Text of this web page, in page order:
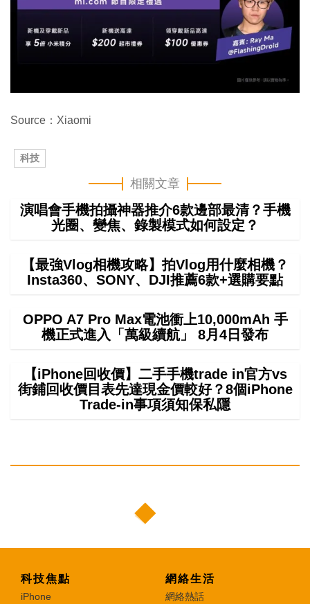
Source：Xiaomi
科技
相關文章
演唱會手機拍攝神器推介6款邊部最清？手機
光圈、變焦、錄製模式如何設定？
【最強Vlog相機攻略】拍Vlog用什麼相機？
Insta360、SONY、DJI推薦6款+選購要點
OPPO A7 Pro Max電池衝上10,000mAh 手
機正式進入「萬級續航」 8月4日發布
【iPhone回收價】二手手機trade in官方vs
街鋪回收價目表先達現金價較好？8個iPhone
Trade-in事項須知保私隱
科技焦點
iPhone
網絡生活
網絡熱話